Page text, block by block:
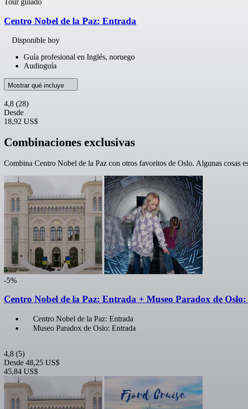
Tour guiado
Centro Nobel de la Paz: Entrada
Disponible hoy
Guía profesional en Inglés, noruego
Audioguía
Mostrar qué incluye
4,8 (28)
Desde
18,92 US$
Combinaciones exclusivas
Combina Centro Nobel de la Paz con otros favoritos de Oslo. Algunas cosas
-5%
Centro Nobel de la Paz: Entrada + Museo Paradox de
Centro Nobel de la Paz: Entrada
Museo Paradox de Oslo: Entrada
4,8 (5)
Desde 48,25 US$
45,84 US$